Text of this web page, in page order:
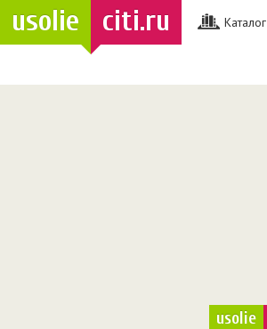
usolie citi.ru Каталог
usolie